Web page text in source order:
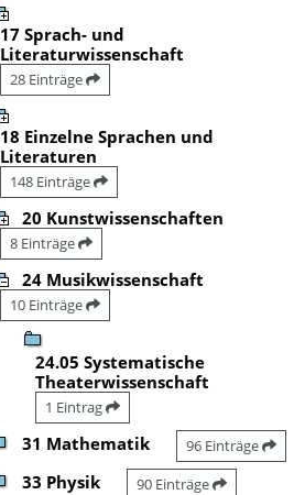
17 Sprach- und
Literaturwissenschaft
28 Einträge
18 Einzelne Sprachen und
Literaturen
148 Einträge
20 Kunstwissenschaften
8 Einträge
24 Musikwissenschaft
10 Einträge
24.05 Systematische
Theaterwissenschaft
1 Eintrag
31 Mathematik 96 Einträge
33 Physik 90 Einträge